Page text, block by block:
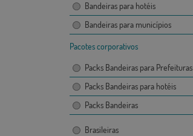
Bandeiras para hotéis
Bandeiras para municípios
Pacotes corporativos
Packs Bandeiras para Prefeituras
Packs Bandeiras para hotéis
Packs Bandeiras
Brasileiras